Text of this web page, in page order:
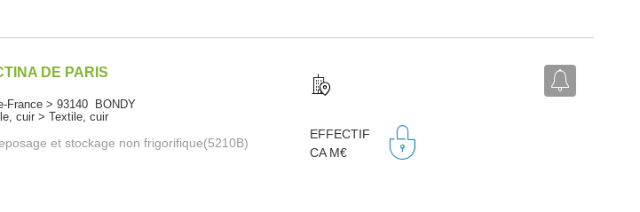
DE PARIS
France > 93140 BONDY
cuir > Textile, cuir
et stockage non frigorifique(5210B)
EFFECTIF
CA M€